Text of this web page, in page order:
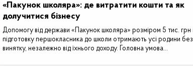
«Пакунок школяра»: де витратити кошти та як
долучитися бізнесу
Допомогу від держави «Пакунок школяра» розміром 5 тис. грн
підготовку першокласника до школи отримають усі родини без
винятку, незалежно від їхнього доходу. Головна умова…